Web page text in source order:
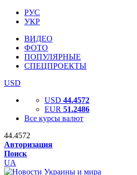
РУС
УКР
ВИДЕО
ФОТО
ПОПУЛЯРНЫЕ
СПЕЦПРОЕКТЫ
USD
USD 44.4572
EUR 51.2486
Все курсы валют
44.4572
Авторизация
Поиск
UA